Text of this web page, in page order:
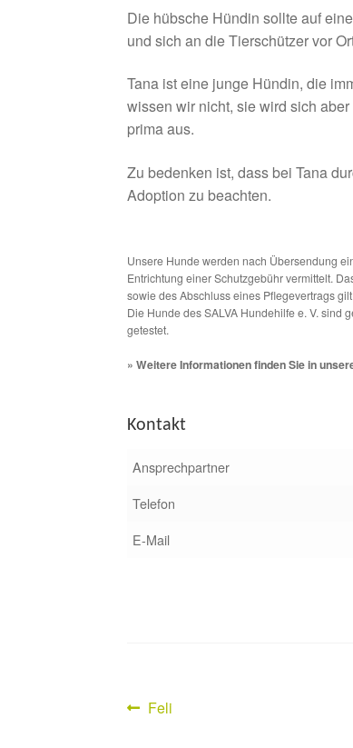
Die hübsche Hündin sollte auf
und sich an die Tierschützer vor
Tana ist eine junge Hündin, die
wissen wir nicht, sie wird sich
prima aus.
Zu bedenken ist, dass bei Tana
Adoption zu beachten.
Unsere Hunde werden nach Übersendung
Entrichtung einer Schutzgebühr vermittelt.
sowie des Abschluss eines Pflegevertrags
Die Hunde des SALVA Hundehilfe e. V. sind
getestet.
» Weitere Informationen finden Sie in
Kontakt
Ansprechpartner
Telefon
E-Mail
Beitragsnavigation
Vorheriger
Feli